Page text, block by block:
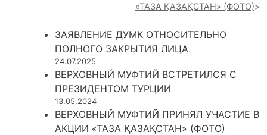
«ТАЗА ҚАЗАҚСТАН» (ФОТО)
ЗАЯВЛЕНИЕ ДУМК ОТНОСИТЕЛЬНО
ПОЛНОГО ЗАКРЫТИЯ ЛИЦА
24.07.2025
ВЕРХОВНЫЙ МУФТИЙ ВСТРЕТИЛСЯ С
ПРЕЗИДЕНТОМ ТУРЦИИ
13.05.2024
ВЕРХОВНЫЙ МУФТИЙ ПРИНЯЛ УЧАСТИЕ В
АКЦИИ «ТАЗА ҚАЗАҚСТАН» (ФОТО)